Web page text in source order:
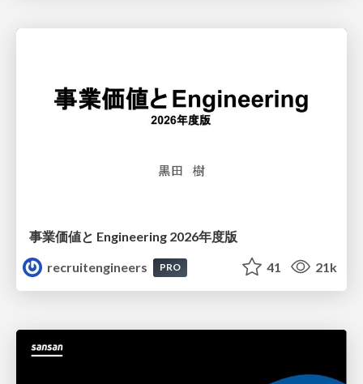
事業価値と Engineering 2026年度版
recruitengineers
PRO 41 21k